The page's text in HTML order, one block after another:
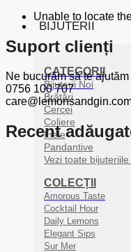
BIJUTERII
CATEGORII
Bijuterii Noi
Brățări
Cercei
Coliere
Inele
Pandantive
Vezi toate bijuteriile
COLECȚII
Amorous Taste
Cocktail Hour
Daily Lemons
Elegant Sips
Sur Mer
Unable to locate
Suport clienți
Ne bucurăm să te
0756 100 707
Recent